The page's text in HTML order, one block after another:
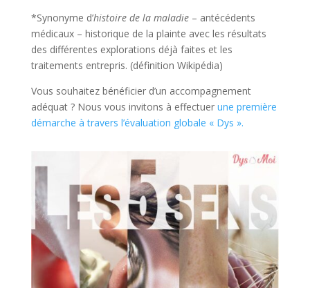
*Synonyme d’histoire de la maladie– antécédents
médicaux – historique de la plainte avec les résultats
des différentes explorations déjà faites et les
traitements entrepris. (définition Wikipédia)
Vous souhaitez bénéficier d’un accompagnement
adéquat ? Nous vous invitons à effectuer une première
démarche à travers l’évaluation globale « Dys ».